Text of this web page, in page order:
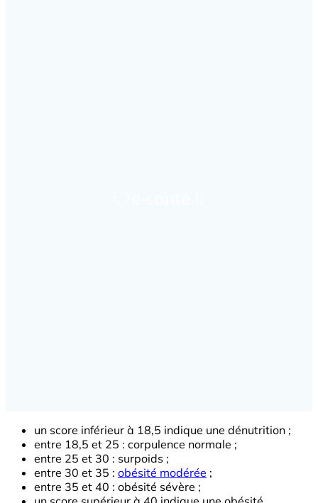
un score inférieur à 18,5 indique une dénutrition ;
entre 18,5 et 25 : corpulence normale ;
entre 25 et 30 : surpoids ;
entre 30 et 35 : obésité modérée ;
entre 35 et 40 : obésité sévère ;